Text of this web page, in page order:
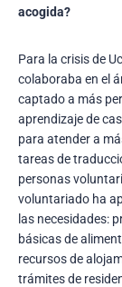
acogida?
Para la crisis de
colaboraba en el
captado a más
aprendizaje de
para atender a
tareas de
personas
voluntariado ha
las necesidades:
básicas de
recursos de
trámites de